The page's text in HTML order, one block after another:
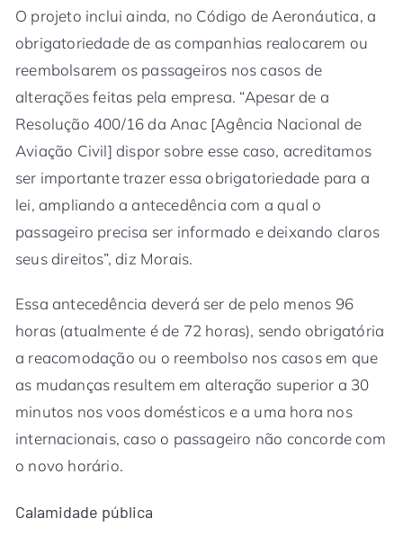
O projeto inclui ainda, no Código de Aeronáutica, a
obrigatoriedade de as companhias realocarem ou
reembolsarem os passageiros nos casos de
alterações feitas pela empresa. “Apesar de a
Resolução 400/16 da Anac [Agência Nacional de
Aviação Civil] dispor sobre esse caso, acreditamos
ser importante trazer essa obrigatoriedade para a
lei, ampliando a antecedência com a qual o
passageiro precisa ser informado e deixando claros
seus direitos”, diz Morais.
Essa antecedência deverá ser de pelo menos 96
horas (atualmente é de 72 horas), sendo obrigatória
a reacomodação ou o reembolso nos casos em que
as mudanças resultem em alteração superior a 30
minutos nos voos domésticos e a uma hora nos
internacionais, caso o passageiro não concorde com
o novo horário.
Calamidade pública